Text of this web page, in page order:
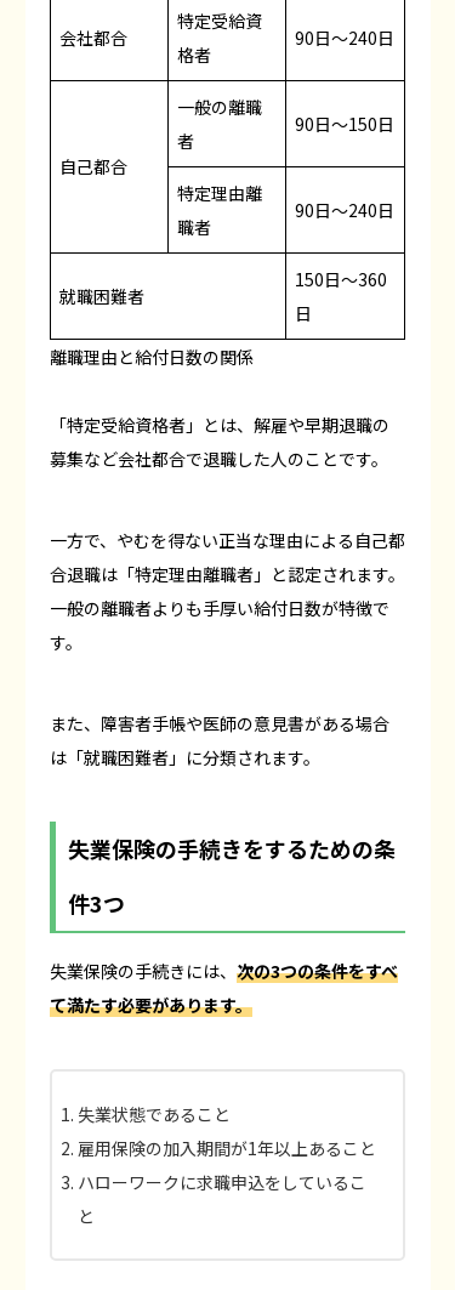
会社都合
特定受給資
格者
90日〜240日
自己都合
一般の離職
者
90日〜150日
特定理由離
職者
90日〜240日
就職困難者
150日〜360
日
離職理由と給付日数の関係
「特定受給資格者」とは、解雇や早期退職の
募集など会社都合で退職した人のことです。
一方で、やむを得ない正当な理由による自己都
合退職は「特定理由離職者」と認定されます。
一般の離職者よりも手厚い給付日数が特徴で
す。
また、障害者手帳や医師の意見書がある場合
は「就職困難者」に分類されます。
失業保険の手続きをするための条
件3つ
失業保険の手続きには、 次の3つの条件をすべ
て満たす必要があります。
失業状態であること
雇用保険の加入期間が1年以上あること
ハローワークに求職申込をしているこ
と